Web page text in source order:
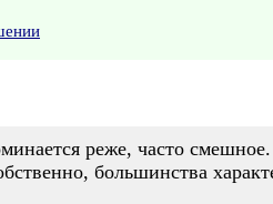
реже, часто
большинства